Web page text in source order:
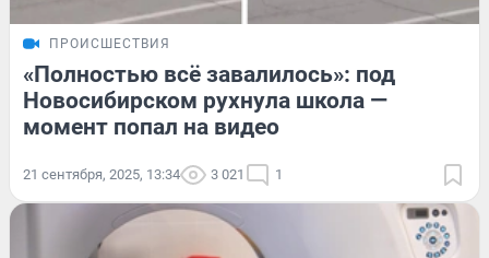
ПРОИСШЕСТВИЯ
«Полностью всё завалилось»: под
Новосибирском рухнула школа —
момент попал на видео
21 сентября, 2025, 13:34 3 021 1